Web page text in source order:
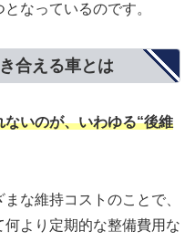
なっているのです。
合える車とは
いのが、いわゆる“後維
な維持コストのことで、
より定期的な整備費用な